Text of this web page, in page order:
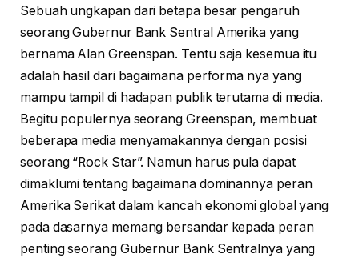
Sebuah ungkapan dari betapa besar pengaruh
seorang Gubernur Bank Sentral Amerika yang
bernama Alan Greenspan. Tentu saja kesemua itu
adalah hasil dari bagaimana performa nya yang
mampu tampil di hadapan publik terutama di media.
Begitu populernya seorang Greenspan, membuat
beberapa media menyamakannya dengan posisi
seorang “Rock Star”. Namun harus pula dapat
dimaklumi tentang bagaimana dominannya peran
Amerika Serikat dalam kancah ekonomi global yang
pada dasarnya memang bersandar kepada peran
penting seorang Gubernur Bank Sentralnya yang